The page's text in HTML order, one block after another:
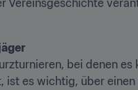
Vereinsgeschichte
bei denen es
ist es wichtig, über